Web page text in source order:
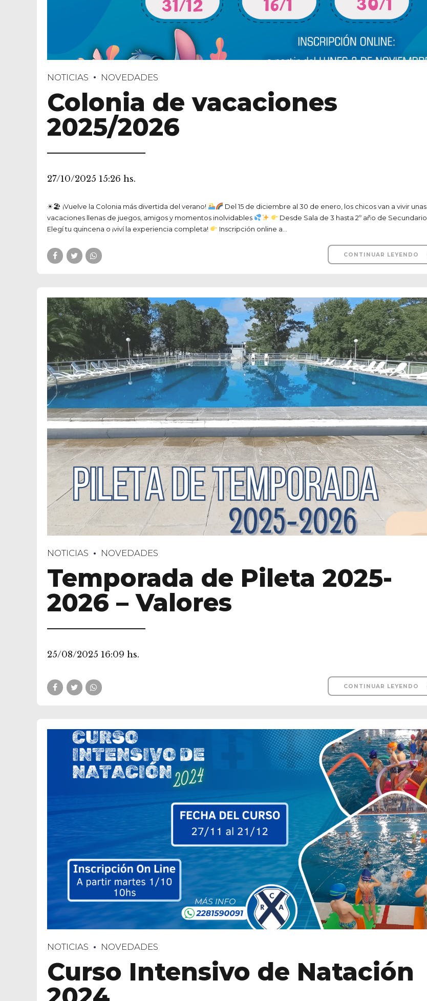
NOTICIAS NOVEDADES
Colonia de vacaciones
2025/2026
27/10/2025 15:26 hs.
☀🏖 ¡Vuelve la Colonia más divertida del verano!
Del 15 de diciembre al 30 de enero, los chicos van a vivir unas
vacaciones llenas de juegos, amigos y momentos inolvidables
Desde Sala de 3 hasta 2º año de Secundario
Elegí tu quincena o ¡viví la experiencia completa!
Inscripción online a...
CONTINUAR LEYENDO
NOTICIAS NOVEDADES
Temporada de Pileta 2025-
2026 – Valores
25/08/2025 16:09 hs.
CONTINUAR LEYENDO
NOTICIAS NOVEDADES
Curso Intensivo de Natación